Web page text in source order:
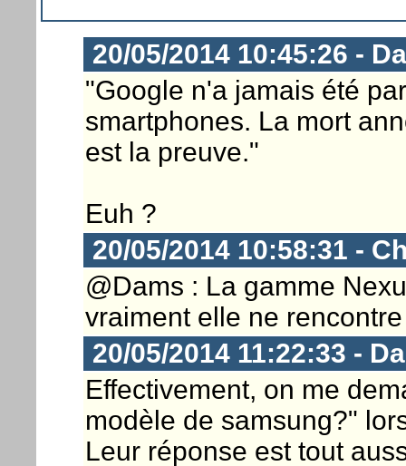
20/05/2014 10:45:26 -
"Google n'a jamais été
smartphones. La mort
est la preuve."
Euh ?
20/05/2014 10:58:31 -
@Dams : La gamme
vraiment elle ne
20/05/2014 11:22:33 -
Effectivement, on me
modèle de samsung?"
Leur réponse est tout